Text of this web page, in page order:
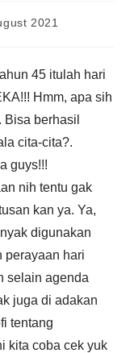
2021
45 itulah hari
Hmm, apa sih
berhasil
cita-cita?.
guys!!!
nih tentu gak
kan ya. Ya,
digunakan
perayaan hari
selain agenda
juga di adakan
tentang
kita coba cek yuk
lalu.